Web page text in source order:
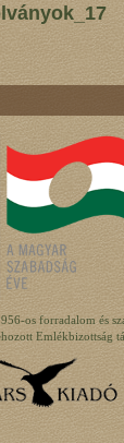
os forradalom és
Emlékbizottság